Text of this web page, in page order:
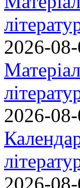
2026-
2026-